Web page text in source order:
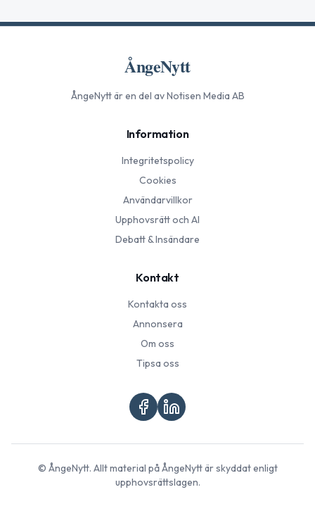
ÅngeNytt
ÅngeNyttär en del av Notisen Media AB
Information
Integritetspolicy
Cookies
Användarvillkor
Upphovsrätt och AI
Debatt & Insändare
Kontakt
Kontakta oss
Annonsera
Om oss
Tipsa oss
© ÅngeNytt. Allt material påÅngeNyttär skyddat enligt
upphovsrättslagen.